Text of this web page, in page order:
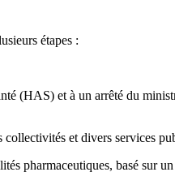
étapes :
(HAS) et à un arrêté du
et divers services
pharmaceutiques, basé sur